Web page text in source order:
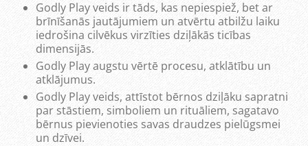
Godly Play veids ir tāds, kas nepiespiež, bet ar
brīnīšanās jautājumiem un atvērtu atbilžu laiku
iedrošina cilvēkus virzīties dziļākās ticības
dimensijās.
Godly Play augstu vērtē procesu, atklātību un
atklājumus.
Godly Play veids, attīstot bērnos dziļāku sapratni
par stāstiem, simboliem un rituāliem, sagatavo
bērnus pievienoties savas draudzes pielūgsmei
un dzīvei.